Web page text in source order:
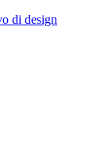
di design